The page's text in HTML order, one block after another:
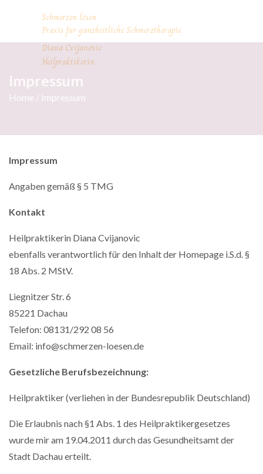
Schmerzen lösen
Praxis für ganzheitliche Schmerztherapie
Diana Cvijanovic
Heilpraktikerin
Impressum
Home / Impressum
Impressum
Angaben gemäß § 5 TMG
Kontakt
Heilpraktikerin Diana Cvijanovic
ebenfalls verantwortlich für den Inhalt der Homepage i.S.d. §
18 Abs. 2 MStV.
Liegnitzer Str. 6
85221 Dachau
Telefon: 08131/292 08 56
Email: info@schmerzen-loesen.de
Gesetzliche Berufsbezeichnung:
Heilpraktiker (verliehen in der Bundesrepublik Deutschland)
Die Erlaubnis nach §1 Abs. 1 des Heilpraktikergesetzes
wurde mir am 19.04.2011 durch das Gesundheitsamt der
Stadt Dachau erteilt.